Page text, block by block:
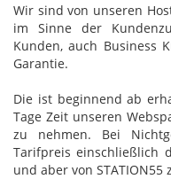
Wir sind von unseren
im Sinne der
Kunden, auch Business
Garantie.
Die ist beginnend ab
Tage Zeit unseren
zu nehmen. Bei
Tarifpreis einschließlich
und aber von STATION55